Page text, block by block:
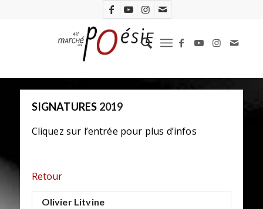
SIGNATURES 2019
Cliquez sur l’entrée pour plus d’infos
Retour
Olivier Litvine